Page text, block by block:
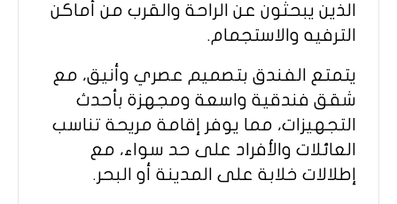
الذين يبحثون عن الراحة والقرب من أماكن
الترفيه والاستجمام.
يتمتع الفندق بتصميم عصري وأنيق، مع
شقق فندقية واسعة ومجهزة بأحدث
التجهيزات، مما يوفر إقامة مريحة تناسب
العائلات والأفراد على حد سواء، مع
إطلالات خلابة على المدينة أو البحر.